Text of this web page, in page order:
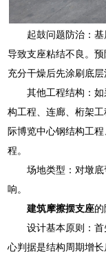
起鼓问题防治：
导致支座粘结不良。
充分干燥后先涂刷底
其他工程结构：
构工程、连廊、桁架
际博览中心钢结构工
程。
场地类型：对墩
响。
建筑摩擦摆支座的
设计基本原则：
心判据是结构周期增